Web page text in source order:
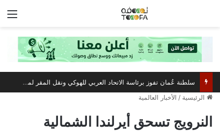
الرئيسية / الأخبار العالمية
النرويج تسحق أيرلندا الشمالية